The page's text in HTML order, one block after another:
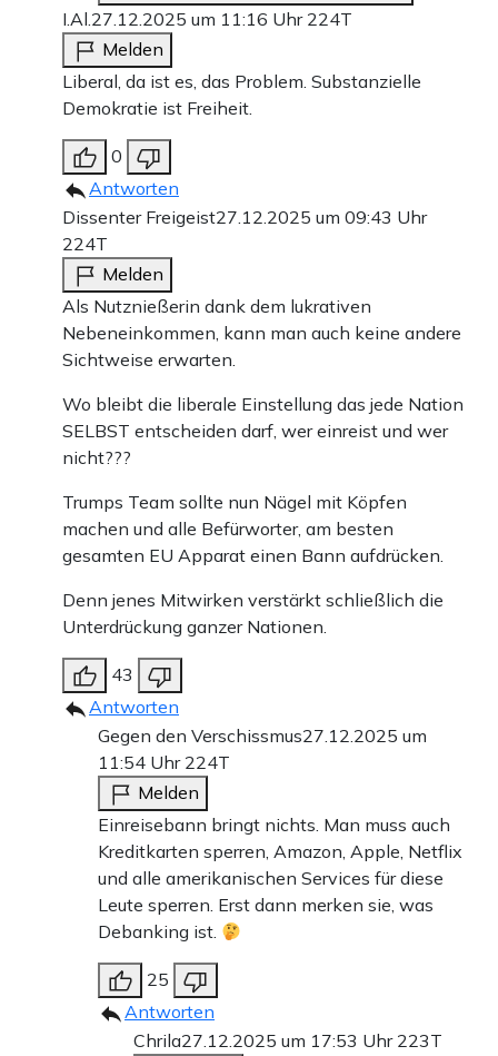
I.Al.27.12.2025 um 11:16 Uhr 224T
Melden
Liberal, da ist es, das Problem. Substanzielle
Demokratie ist Freiheit.
0
Antworten
Dissenter Freigeist27.12.2025 um 09:43 Uhr
224T
Melden
Als Nutznießerin dank dem lukrativen
Nebeneinkommen, kann man auch keine andere
Sichtweise erwarten.
Wo bleibt die liberale Einstellung das jede Nation
SELBST entscheiden darf, wer einreist und wer
nicht???
Trumps Team sollte nun Nägel mit Köpfen
machen und alle Befürworter, am besten
gesamten EU Apparat einen Bann aufdrücken.
Denn jenes Mitwirken verstärkt schließlich die
Unterdrückung ganzer Nationen.
43
Antworten
Gegen den Verschissmus27.12.2025 um
11:54 Uhr 224T
Melden
Einreisebann bringt nichts. Man muss auch
Kreditkarten sperren, Amazon, Apple, Netflix
und alle amerikanischen Services für diese
Leute sperren. Erst dann merken sie, was
Debanking ist.
25
Antworten
Chrila27.12.2025 um 17:53 Uhr 223T